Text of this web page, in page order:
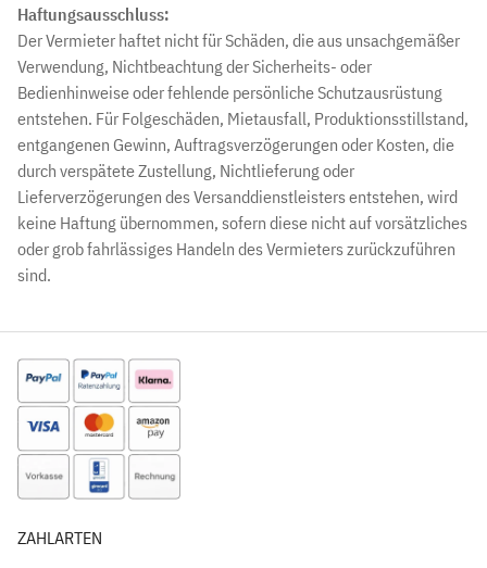
Haftungsausschluss:
Der Vermieter haftet nicht für Schäden, die aus unsachgemäßer
Verwendung, Nichtbeachtung der Sicherheits- oder
Bedienhinweise oder fehlende persönliche Schutzausrüstung
entstehen. Für Folgeschäden, Mietausfall, Produktionsstillstand,
entgangenen Gewinn, Auftragsverzögerungen oder Kosten, die
durch verspätete Zustellung, Nichtlieferung oder
Lieferverzögerungen des Versanddienstleisters entstehen, wird
keine Haftung übernommen, sofern diese nicht auf vorsätzliches
oder grob fahrlässiges Handeln des Vermieters zurückzuführen
sind.
ZAHLARTEN